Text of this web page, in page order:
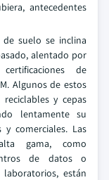
antecedentes
suelo se inclina
alentado por
de
Algunos de estos
y cepas
lentamente su
y comerciales. Las
gama, como
de datos o
están